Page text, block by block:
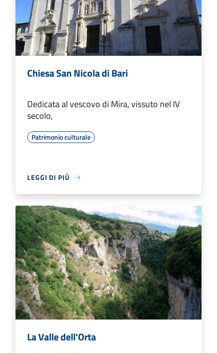
Chiesa San Nicola di Bari
Dedicata al vescovo di Mira, vissuto nel IV
secolo,
Patrimonio culturale
LEGGI DI PIÙ
La Valle dell'Orta